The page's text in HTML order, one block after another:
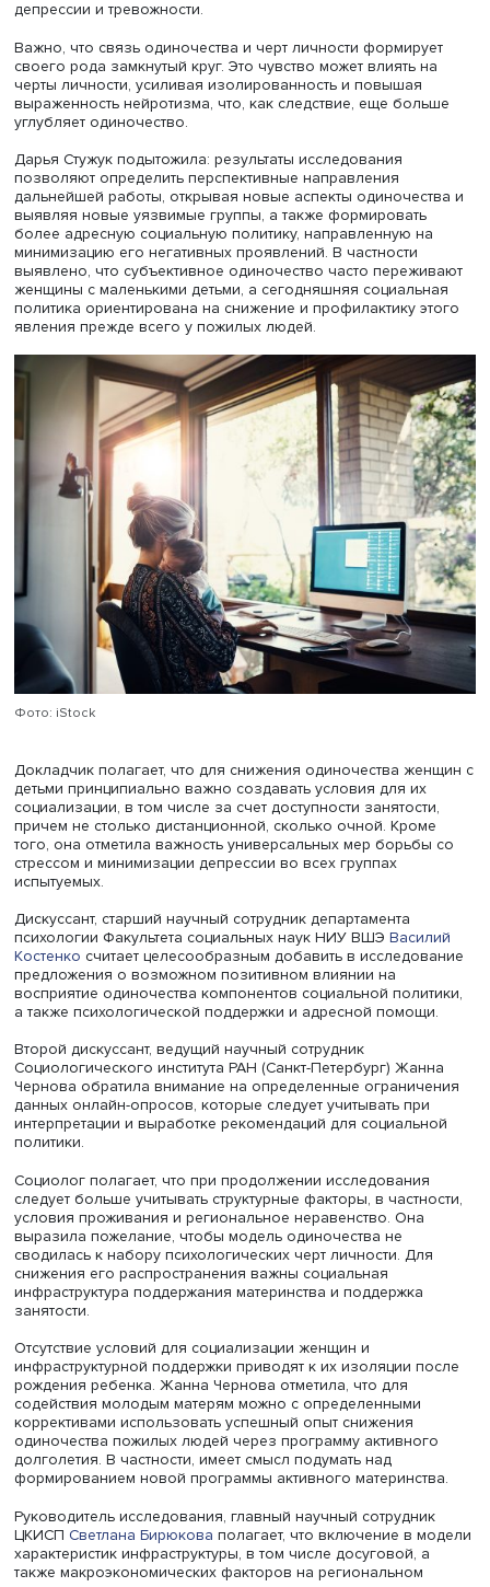
воздействие на снижение восприятия одиночества,
у женщин с маленькими детьми и пожилых людей. Для
может являться прежде всего источником социальных
ее наличие снижает чувство одиночества, особенно в
пожилом возрасте. Занятия физкультурой по
активного долголетия позволяют представителям этой
заводить новые контакты.
Любопытно, что вопреки ожиданиям, наличие внуков
оказалось малозначительным фактором.
Описывая связь черт «Большой пятерки» с
одиночества, Дарья Стужук выделила экстраверсию,
связанную с более низким риском субъективного
одиночества у старшего поколения. Для молодежи,
доброжелательность связана с более высоким
Нейротизм значимо повышает риск как для молодежи,
для старшего поколения. Для женщин с детьми черты
личности оказываются незначимы – для них
причиной ощущения одиночества выступает дефицит
социальных связей ввиду временной фокусировки на
ухода и присмотра.
Зависимость от общения показали все группы:
нуждающиеся в контактах острее чувствуют
если не удовлетворены ими. Повышают риск также
депрессии и тревожности.
Важно, что связь одиночества и черт личности
своего рода замкнутый круг. Это чувство может влиять
выраженность нейротизма, что, как следствие, еще
углубляет одиночество.
Дарья Стужук подытожила: результаты исследования
позволяют определить перспективные направления
дальнейшей работы, открывая новые аспекты
выявляя новые уязвимые группы, а также формировать
более адресную социальную политику, направленную
минимизацию его негативных проявлений. В частности
выявлено, что субъективное одиночество часто
женщины с маленькими детьми, а сегодняшняя
политика ориентирована на снижение и профилактику
явления прежде всего у пожилых людей.
Фото: iStock
Докладчик полагает, что для снижения одиночества
детьми принципиально важно создавать условия для их
социализации, в том числе за счет доступности